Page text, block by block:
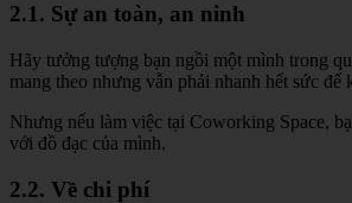
2.1. Sự an toàn, an ninh
Hãy tưởng tượng bạn ngồi một mình trong
mang theo nhưng vẫn phải nhanh hết sức
Nhưng nếu làm việc tại Coworking Space,
với đồ đạc của mình.
2.2. Về chi phí